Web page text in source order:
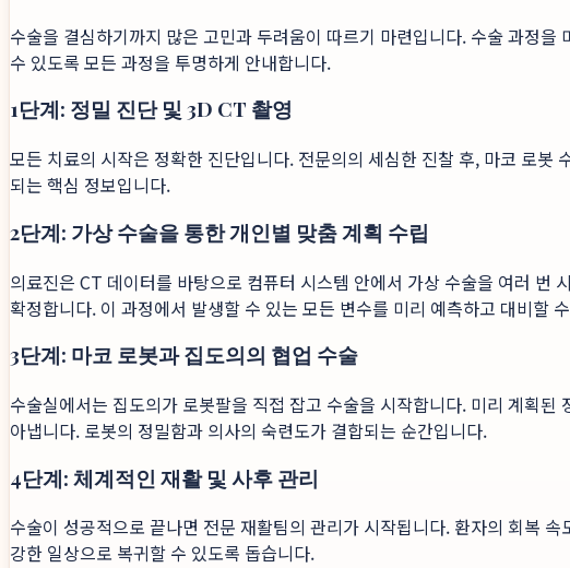
수술을 결심하기까지 많은 고민과 두려움이 따르기 마련입니다. 수술 과정
수 있도록 모든 과정을 투명하게 안내합니다.
1단계: 정밀 진단 및 3D CT 촬영
모든 치료의 시작은 정확한 진단입니다. 전문의의 세심한 진찰 후, 마코 로
되는 핵심 정보입니다.
2단계: 가상 수술을 통한 개인별 맞춤 계획 수립
의료진은 CT 데이터를 바탕으로 컴퓨터 시스템 안에서 가상 수술을 여러 번
확정합니다. 이 과정에서 발생할 수 있는 모든 변수를 미리 예측하고 대비할
3단계: 마코 로봇과 집도의의 협업 수술
수술실에서는 집도의가 로봇팔을 직접 잡고 수술을 시작합니다. 미리 계획
아냅니다. 로봇의 정밀함과 의사의 숙련도가 결합되는 순간입니다.
4단계: 체계적인 재활 및 사후 관리
수술이 성공적으로 끝나면 전문 재활팀의 관리가 시작됩니다. 환자의 회복
강한 일상으로 복귀할 수 있도록 돕습니다.